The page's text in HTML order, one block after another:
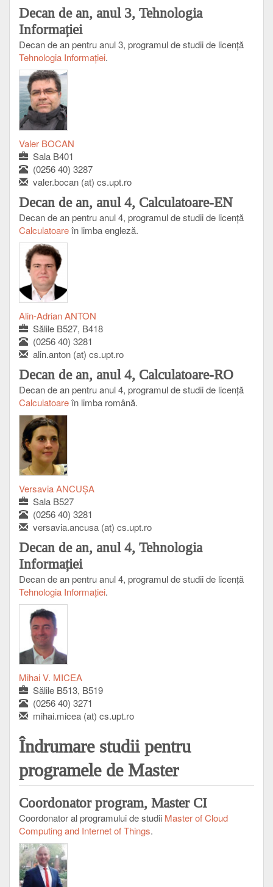
Decan de an, anul 3, Tehnologia
Informației
Decan de an pentru anul 3, programul de studii de licență
Tehnologia Informației.
Valer BOCAN
Sala B401
(0256 40) 3287
valer.bocan (at) cs.upt.ro
Decan de an, anul 4, Calculatoare-EN
Decan de an pentru anul 4, programul de studii de licenţă
Calculatoareîn limba engleză.
Alin-Adrian ANTON
Sălile B527, B418
(0256 40) 3281
alin.anton (at) cs.upt.ro
Decan de an, anul 4, Calculatoare-RO
Decan de an pentru anul 4, programul de studii de licenţă
Calculatoareîn limba română.
Versavia ANCUȘA
Sala B527
(0256 40) 3281
versavia.ancusa (at) cs.upt.ro
Decan de an, anul 4, Tehnologia
Informației
Decan de an pentru anul 4, programul de studii de licență
Tehnologia Informației.
Mihai V. MICEA
Sălile B513, B519
(0256 40) 3271
mihai.micea (at) cs.upt.ro
Îndrumare studii pentru
programele de Master
Coordonator program, Master CI
Coordonator al programului de studii Master of Cloud
Computing and Internet of Things.